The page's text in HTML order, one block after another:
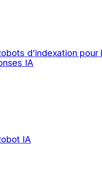
d’indexation pour
IA
IA